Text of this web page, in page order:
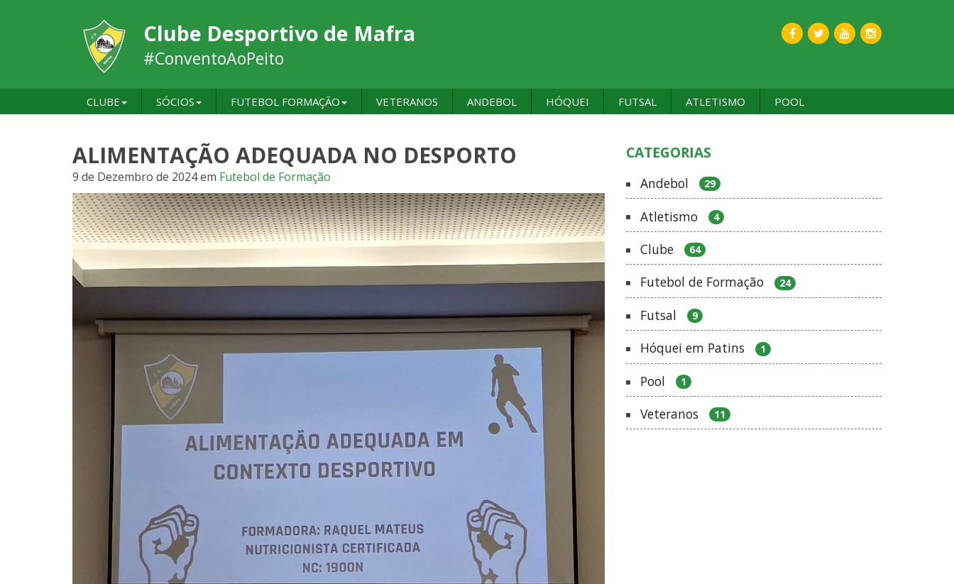
Clube Desportivo de Mafra
#ConventoAoPeito
CLUBE SÓCIOS FUTEBOL FORMAÇÃO VETERANOS ANDEBOL HÓQUEI FUTSAL ATLETISMO POOL
ALIMENTAÇÃO ADEQUADA NO DESPORTO
9 de Dezembro de 2024em Futebol de Formação
CATEGORIAS
Andebol 29
Atletismo 4
Clube 64
Futebol de Formação 24
Futsal 9
Hóquei em Patins 1
Pool 1
Veteranos 11